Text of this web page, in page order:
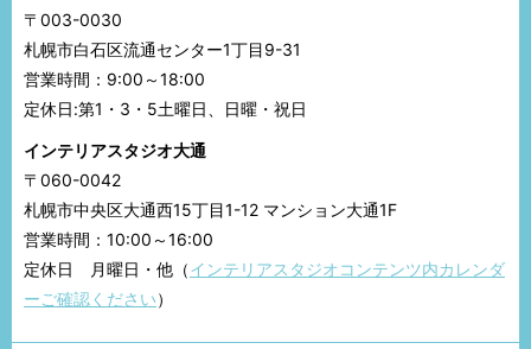
〒003-0030
札幌市白石区流通センター1丁目9-31
営業時間：9:00～18:00
定休日:第1・3・5土曜日、日曜・祝日
インテリアスタジオ大通
〒060-0042
札幌市中央区大通西15丁目1-12 マンション大通1F
営業時間：10:00～16:00
定休日 月曜日・他（インテリアスタジオコンテンツ内カレンダ
ーご確認ください）